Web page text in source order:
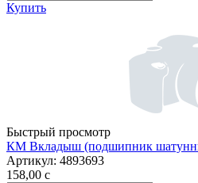
Купить
Быстрый просмотр
КМ Вкладыш (подшипник
Артикул: 4893693
158,00 c